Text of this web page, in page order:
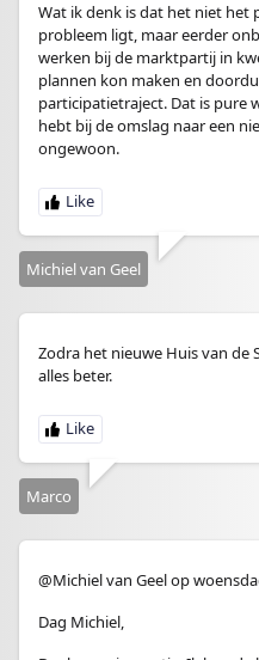
Wat ik denk is dat het niet het
probleem ligt, maar eerder
werken bij de marktpartij in
plannen kon maken en
participatietraject. Dat is pure
hebt bij de omslag naar een
ongewoon.
Michiel van Geel
Zodra het nieuwe Huis van de
alles beter.
Marco
@Michiel van Geel op
Dag Michiel,